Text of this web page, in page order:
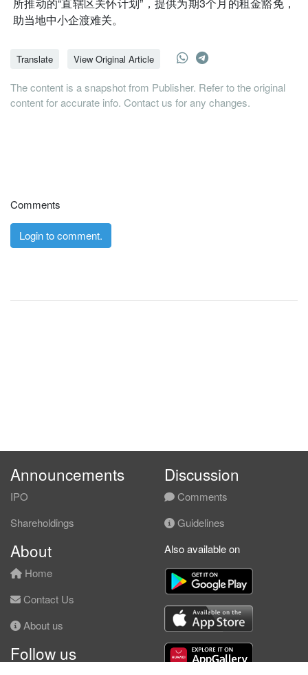
助当地中小企渡难关。
Translate View Original Article
The content is a snapshot from Publisher. Refer to the original
content for accurate info. Contact us for any changes.
Comments
Login to comment.
Announcements
IPO
Shareholdings
Discussion
Comments
Guidelines
About
Home
Contact Us
About us
Follow us
Also available on